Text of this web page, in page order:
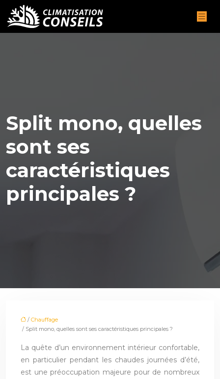
Split mono, quelles
sont ses
caractéristiques
principales ?
/ Chauffage
/ Split mono, quelles sont ses caractéristiques principales ?
La quête d’un environnement intérieur confortable,
en particulier pendant les chaudes journées d’été,
est une préoccupation majeure pour de nombreux